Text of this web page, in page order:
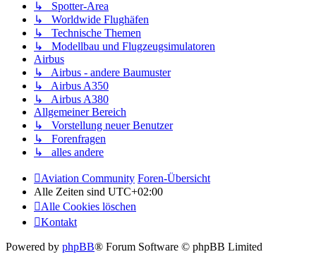
↳ Spotter-Area
↳ Worldwide Flughäfen
↳ Technische Themen
↳ Modellbau und Flugzeugsimulatoren
Airbus
↳ Airbus - andere Baumuster
↳ Airbus A350
↳ Airbus A380
Allgemeiner Bereich
↳ Vorstellung neuer Benutzer
↳ Forenfragen
↳ alles andere
Aviation Community Foren-Übersicht
Alle Zeiten sind UTC+02:00
Alle Cookies löschen
Kontakt
Powered by phpBB® Forum Software © phpBB Limited